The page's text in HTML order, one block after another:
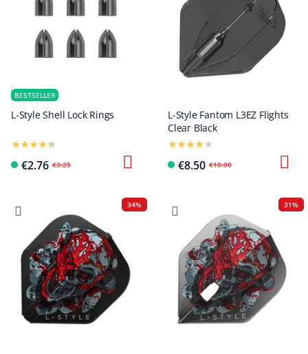
BESTSELLER
L-Style Shell Lock Rings
€2.76 €3.25
L-Style Fantom L3EZ Flights
Clear Black
€8.50 €10.00
34% 31%